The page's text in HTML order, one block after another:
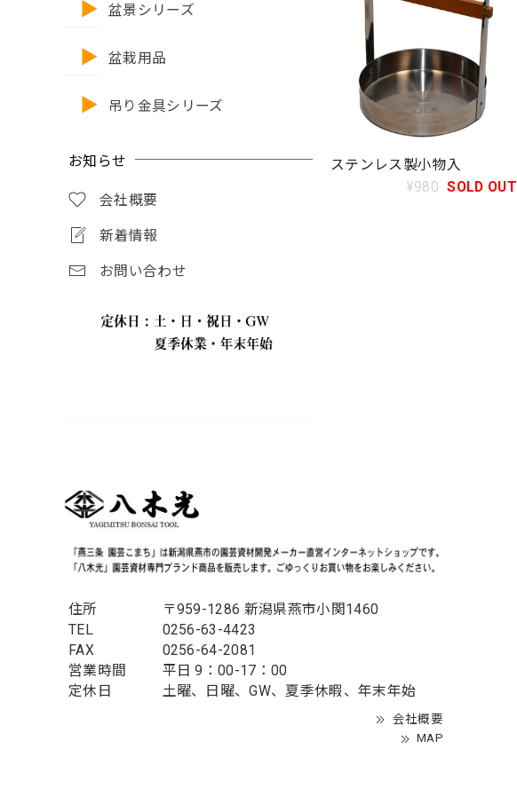
盆景シリーズ
盆栽用品
吊り金具シリーズ
お知らせ
会社概要
新着情報
お問い合わせ
ステンレス製小物入
¥980 SOLD OUT
住所
〒959-1286 新潟県燕市小関1460
TEL
0256-63-4423
FAX
0256-64-2081
営業時間
平日 9：00-17：00
定休日
土曜、日曜、GW、夏季休暇、年末年始
会社概要
MAP